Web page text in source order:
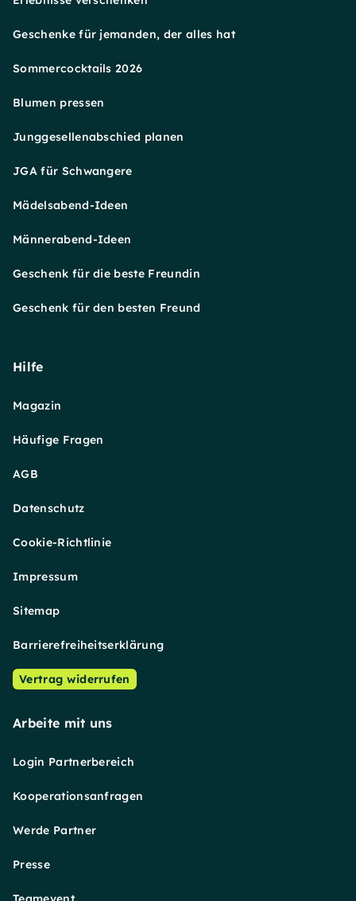
Geschenke für jemanden, der alles hat
Sommercocktails 2026
Blumen pressen
Junggesellenabschied planen
JGA für Schwangere
Mädelsabend-Ideen
Männerabend-Ideen
Geschenk für die beste Freundin
Geschenk für den besten Freund
Hilfe
Magazin
Häufige Fragen
AGB
Datenschutz
Cookie-Richtlinie
Impressum
Sitemap
Barrierefreiheitserklärung
Vertrag widerrufen
Arbeite mit uns
Login Partnerbereich
Kooperationsanfragen
Werde Partner
Presse